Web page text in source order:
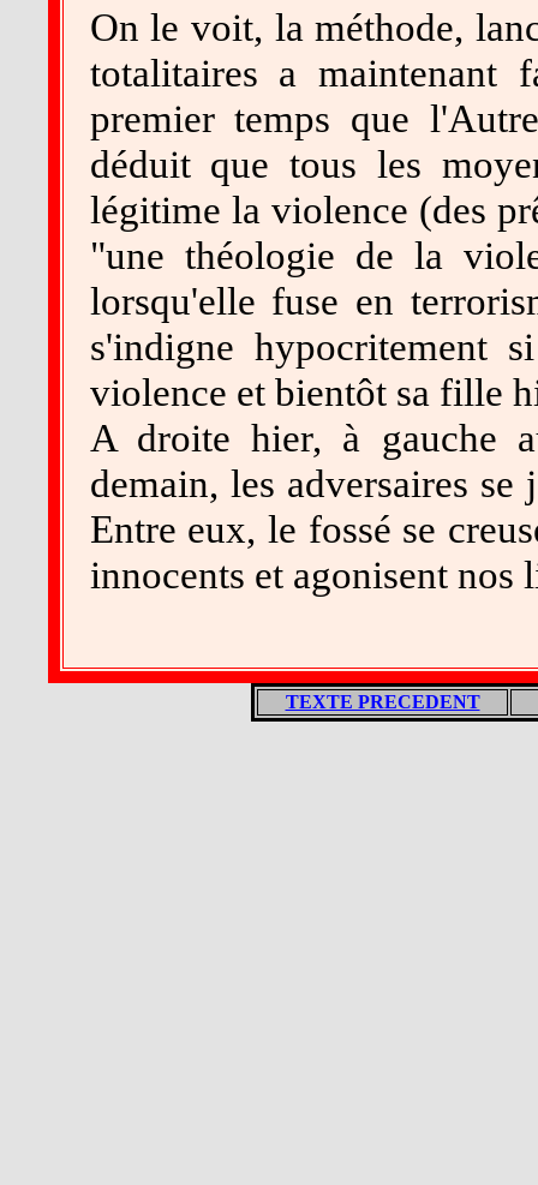
On le voit, la méthode,
totalitaires a maintenant
premier temps que
déduit que tous les
légitime la violence (des
"une théologie de la
lorsqu'elle fuse en
s'indigne hypocritement
violence et bientôt sa fille
A droite hier, à gauche
demain, les adversaires
Entre eux, le fossé se
innocents et agonisent nos
TEXTE PRECEDENT